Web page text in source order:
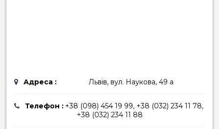
Адреса : Львів, вул. Наукова, 49 а
Телефон : +38 (098) 454 19 99, +38 (032) 234 11 78,
+38 (032) 234 11 88